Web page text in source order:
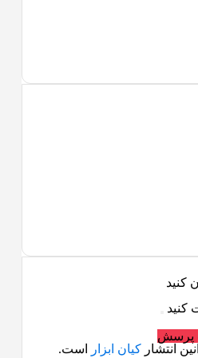
کنید
کنید
پرسش
انتشارکیان ابزار است.